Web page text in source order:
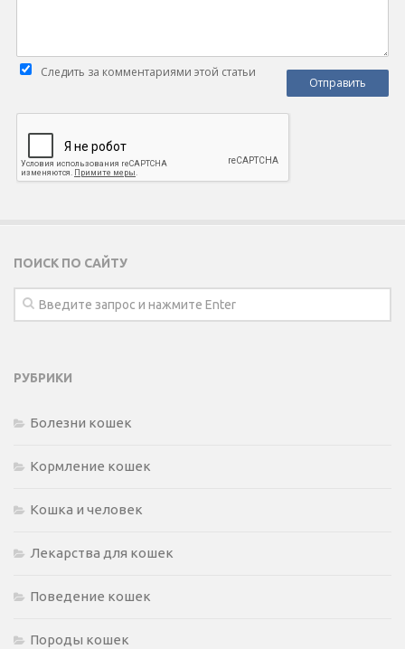
Следить за комментариями этой статьи
ПОИСК ПО САЙТУ
РУБРИКИ
Болезни кошек
Кормление кошек
Кошка и человек
Лекарства для кошек
Поведение кошек
Породы кошек